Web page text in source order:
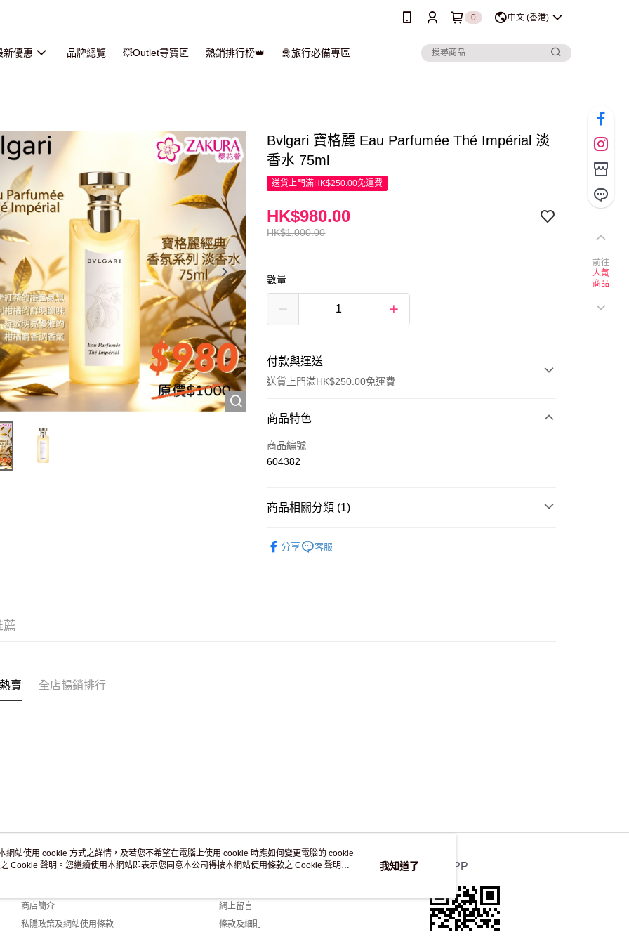
0 中文 (香港)
新優惠 品牌總覽 💥Outlet尋寶區 熱銷排行榜👑 🛅旅行必備專區
Bvlgari 寶格麗 Eau Parfumée Thé Impérial 淡
香水 75ml
送貨上門滿HK$250.00免運費
HK$1,000.00
HK$980.00
數量
付款與運送
送貨上門滿HK$250.00免運費
付款方式
信用卡
商品特色
商品編號
604382
商品相關分類 (1)
分享
客服
薦
賣 全店暢銷排行
關於我們
商店簡介
私隱政策及網站使用條款
客戶服務
網上留言
條款及細則
官方APP
前往
人氣
商品
網站使用 cookie 方式之詳情，及若您不希望在電腦上使用 cookie 時應如何變更電腦的 cookie
Cookie 聲明。您繼續使用本網站即表示您同意本公司得按本網站使用條款之 Cookie 聲明使
我知道了